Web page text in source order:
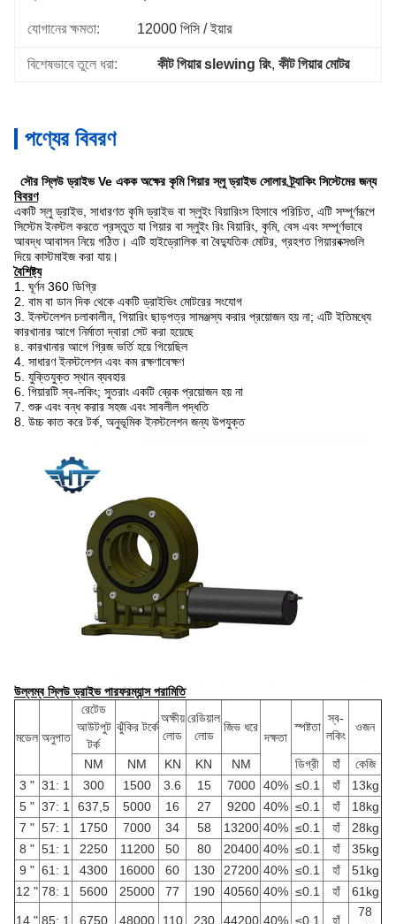
যোগানের ক্ষমতা: 12000 পিসি / ইয়ার
বিশেষভাবে তুলে ধরা: কীট গিয়ার slewing রিং, কীট গিয়ার মোটর
পণ্যের বিবরণ
সৌর স্লিউ ড্রাইভ Ve একক অক্ষের কৃমি গিয়ার স্লু ড্রাইভ সোলার ট্র্যাকিং সিস্টেমের জন্য
বিবরণ
একটি স্লু ড্রাইভ, সাধারণত কৃমি ড্রাইভ বা স্লুইং বিয়ারিংস হিসাবে পরিচিত, এটি সম্পূর্ণরূপে
সিস্টেম ইনস্টল করতে প্রস্তুত যা গিয়ার বা স্লুইং রিং বিয়ারিং, কৃমি, বেস এবং সম্পূর্ণভাবে
আবদ্ধ আবাসন নিয়ে গঠিত। এটি হাইড্রোলিক বা বৈদ্যুতিক মোটর, গ্রহগত গিয়ারবক্সগুলি
দিয়ে কাস্টমাইজ করা যায়।
বৈশিষ্ট্য
1. ঘূর্ণন 360 ডিগ্রি
2. বাম বা ডান দিক থেকে একটি ড্রাইভিং মোটরের সংযোগ
3. ইনস্টলেশন চলাকালীন, গিয়ারিং ছাড়পত্র সামঞ্জস্য করার প্রয়োজন হয় না; এটি ইতিমধ্যে
কারখানার আগে নির্মাতা দ্বারা সেট করা হয়েছে
৪. কারখানার আগে গ্রিজ ভর্তি হয়ে গিয়েছিল
4. সাধারণ ইনস্টলেশন এবং কম রক্ষণাবেক্ষণ
5. যুক্তিযুক্ত স্থান ব্যবহার
6. গিয়ারটি স্ব-লকিং; সুতরাং একটি ব্রেক প্রয়োজন হয় না
7. শুরু এবং বন্ধ করার সহজ এবং সাবলীল পদ্ধতি
8. উচ্চ কাত করে টর্ক, অনুভূমিক ইনস্টলেশন জন্য উপযুক্ত
উল্লম্ব স্লিউ ড্রাইভ পারফরম্যান্স পরামিতি
মডেল অনুপাত
রেটেড
আউটপুট
টর্ক
ঝুঁকির টর্কে
অক্ষীয়
লোড
রেডিয়াল
লোড
জিভ ধরে
দক্ষতা
স্পষ্টতা
স্ব-
লকিং
ওজন
NM NM KN KN NM ডিগ্রী হাঁ
কেজি
3 " 31: 1 300 1500 3.6 15 7000 40% ≤0.1 হাঁ
13kg
5 " 37: 1 637,5 5000 16 27 9200 40% ≤0.1 হাঁ
18kg
7 " 57: 1 1750 7000 34 58 13200 40% ≤0.1 হাঁ
28kg
8 " 51: 1 2250 11200 50 80 20400 40% ≤0.1 হাঁ
35kg
9 " 61: 1 4300 16000 60 130 27200 40% ≤0.1 হাঁ
51kg
12 " 78: 1 5600 25000 77 190 40560 40% ≤0.1 হাঁ 61kg
14 " 85: 1 6750 48000 110 230 44200 40% ≤0.1 হাঁ
78